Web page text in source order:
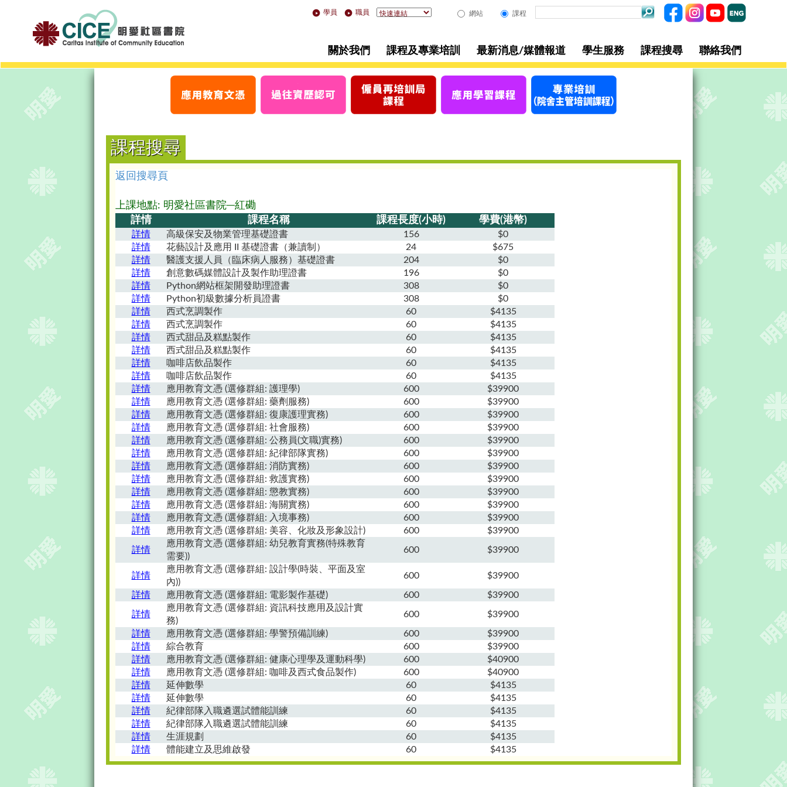
學員 職員 網站 課程
關於我們 課程及專業培訓 最新消息/媒體報道 學生服務 課程搜尋 聯絡我們
課程搜尋
返回搜尋頁
上課地點: 明愛社區書院─紅磡
詳情
課程名稱 課程長度(小時) 學費(港幣)
詳情 高級保安及物業管理基礎證書 156
$0
詳情
花藝設計及應用 II 基礎證書（兼讀制） 24
$675
詳情
醫護支援人員（臨床病人服務）基礎證書 204
$0
詳情
創意數碼媒體設計及製作助理證書 196
$0
詳情
Python網站框架開發助理證書 308
$0
詳情
Python初級數據分析員證書 308
$0
詳情
西式烹調製作 60
$4135
詳情
西式烹調製作 60
$4135
詳情
西式甜品及糕點製作 60
$4135
詳情
西式甜品及糕點製作 60
$4135
詳情
咖啡店飲品製作 60
$4135
詳情
咖啡店飲品製作 60
$4135
詳情
應用教育文憑 (選修群組: 護理學) 600
$39900
詳情
應用教育文憑 (選修群組: 藥劑服務) 600
$39900
詳情
應用教育文憑 (選修群組: 復康護理實務) 600
$39900
詳情
應用教育文憑 (選修群組: 社會服務) 600
$39900
詳情
應用教育文憑 (選修群組: 公務員(文職)實務) 600
$39900
詳情
應用教育文憑 (選修群組: 紀律部隊實務) 600
$39900
詳情
應用教育文憑 (選修群組: 消防實務) 600
$39900
詳情
應用教育文憑 (選修群組: 救護實務) 600
$39900
詳情
應用教育文憑 (選修群組: 懲教實務) 600
$39900
詳情
應用教育文憑 (選修群組: 海關實務) 600
$39900
詳情
應用教育文憑 (選修群組: 入境事務) 600
$39900
詳情
應用教育文憑 (選修群組: 美容、化妝及形象設計) 600 $39900
詳情
應用教育文憑 (選修群組: 幼兒教育實務(特殊教育
需要))
600 $39900
詳情
應用教育文憑 (選修群組: 設計學(時裝、平面及室
內))
600 $39900
詳情 應用教育文憑 (選修群組: 電影製作基礎) 600 $39900
詳情
應用教育文憑 (選修群組: 資訊科技應用及設計實
務)
600 $39900
詳情 應用教育文憑 (選修群組: 學警預備訓練) 600
$39900
詳情
綜合教育 600
$39900
詳情
應用教育文憑 (選修群組: 健康心理學及運動科學) 600
$40900
詳情
應用教育文憑 (選修群組: 咖啡及西式食品製作) 600
$40900
詳情
延伸數學 60
$4135
詳情
延伸數學 60
$4135
詳情
紀律部隊入職遴選試體能訓練 60
$4135
詳情
紀律部隊入職遴選試體能訓練 60
$4135
詳情
生涯規劃 60
$4135
詳情
體能建立及思維啟發 60 $4135